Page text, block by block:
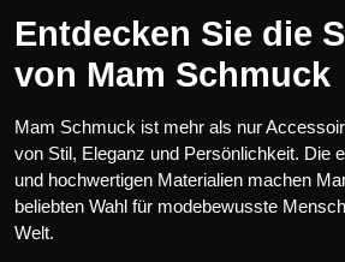
Entdecken Sie die
von Mam Schmuck
Mam Schmuck ist mehr als nur
von Stil, Eleganz und Persönlichkeit. Die
und hochwertigen Materialien machen
beliebten Wahl für modebewusste
Welt.